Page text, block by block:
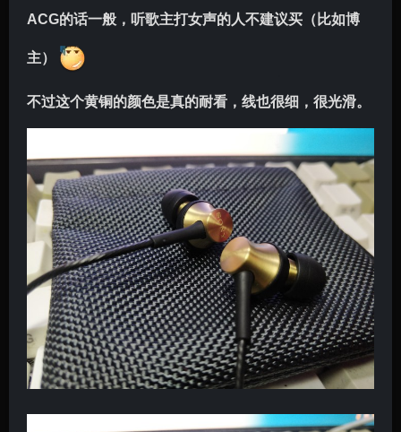
ACG的话一般，听歌主打女声的人不建议买（比如博
主）
不过这个黄铜的颜色是真的耐看，线也很细，很光滑。